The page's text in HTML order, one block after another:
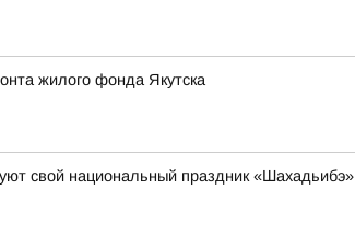
жилого фонда Якутска
свой национальный праздник «Шахадьибэ»